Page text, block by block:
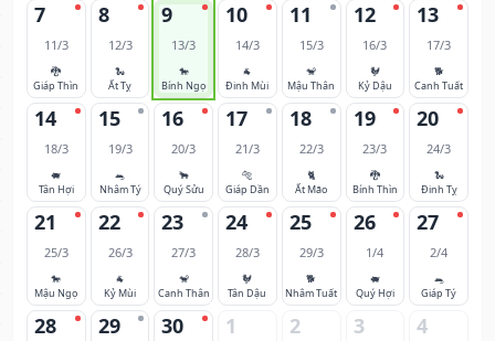
7
11/3
🐉
Giáp Thìn
8
12/3
🐍
Ất Tỵ
9
13/3
🐎
Bính Ngọ
10
14/3
🐐
Đinh Mùi
11
15/3
🐒
Mậu Thân
12
16/3
🐓
Kỷ Dậu
13
17/3
🐕
Canh Tuất
14
18/3
🐖
Tân Hợi
15
19/3
🐀
Nhâm Tý
16
20/3
🐂
Quý Sửu
17
21/3
🐅
Giáp Dần
18
22/3
🐈
Ất Mão
19
23/3
🐉
Bính Thìn
20
24/3
🐍
Đinh Tỵ
21
25/3
🐎
Mậu Ngọ
22
26/3
🐐
Kỷ Mùi
23
27/3
🐒
Canh Thân
24
28/3
🐓
Tân Dậu
25
29/3
🐕
Nhâm Tuất
26
1/4
🐖
Quý Hợi
27
2/4
🐀
Giáp Tý
28 29 30 1 2 3 4